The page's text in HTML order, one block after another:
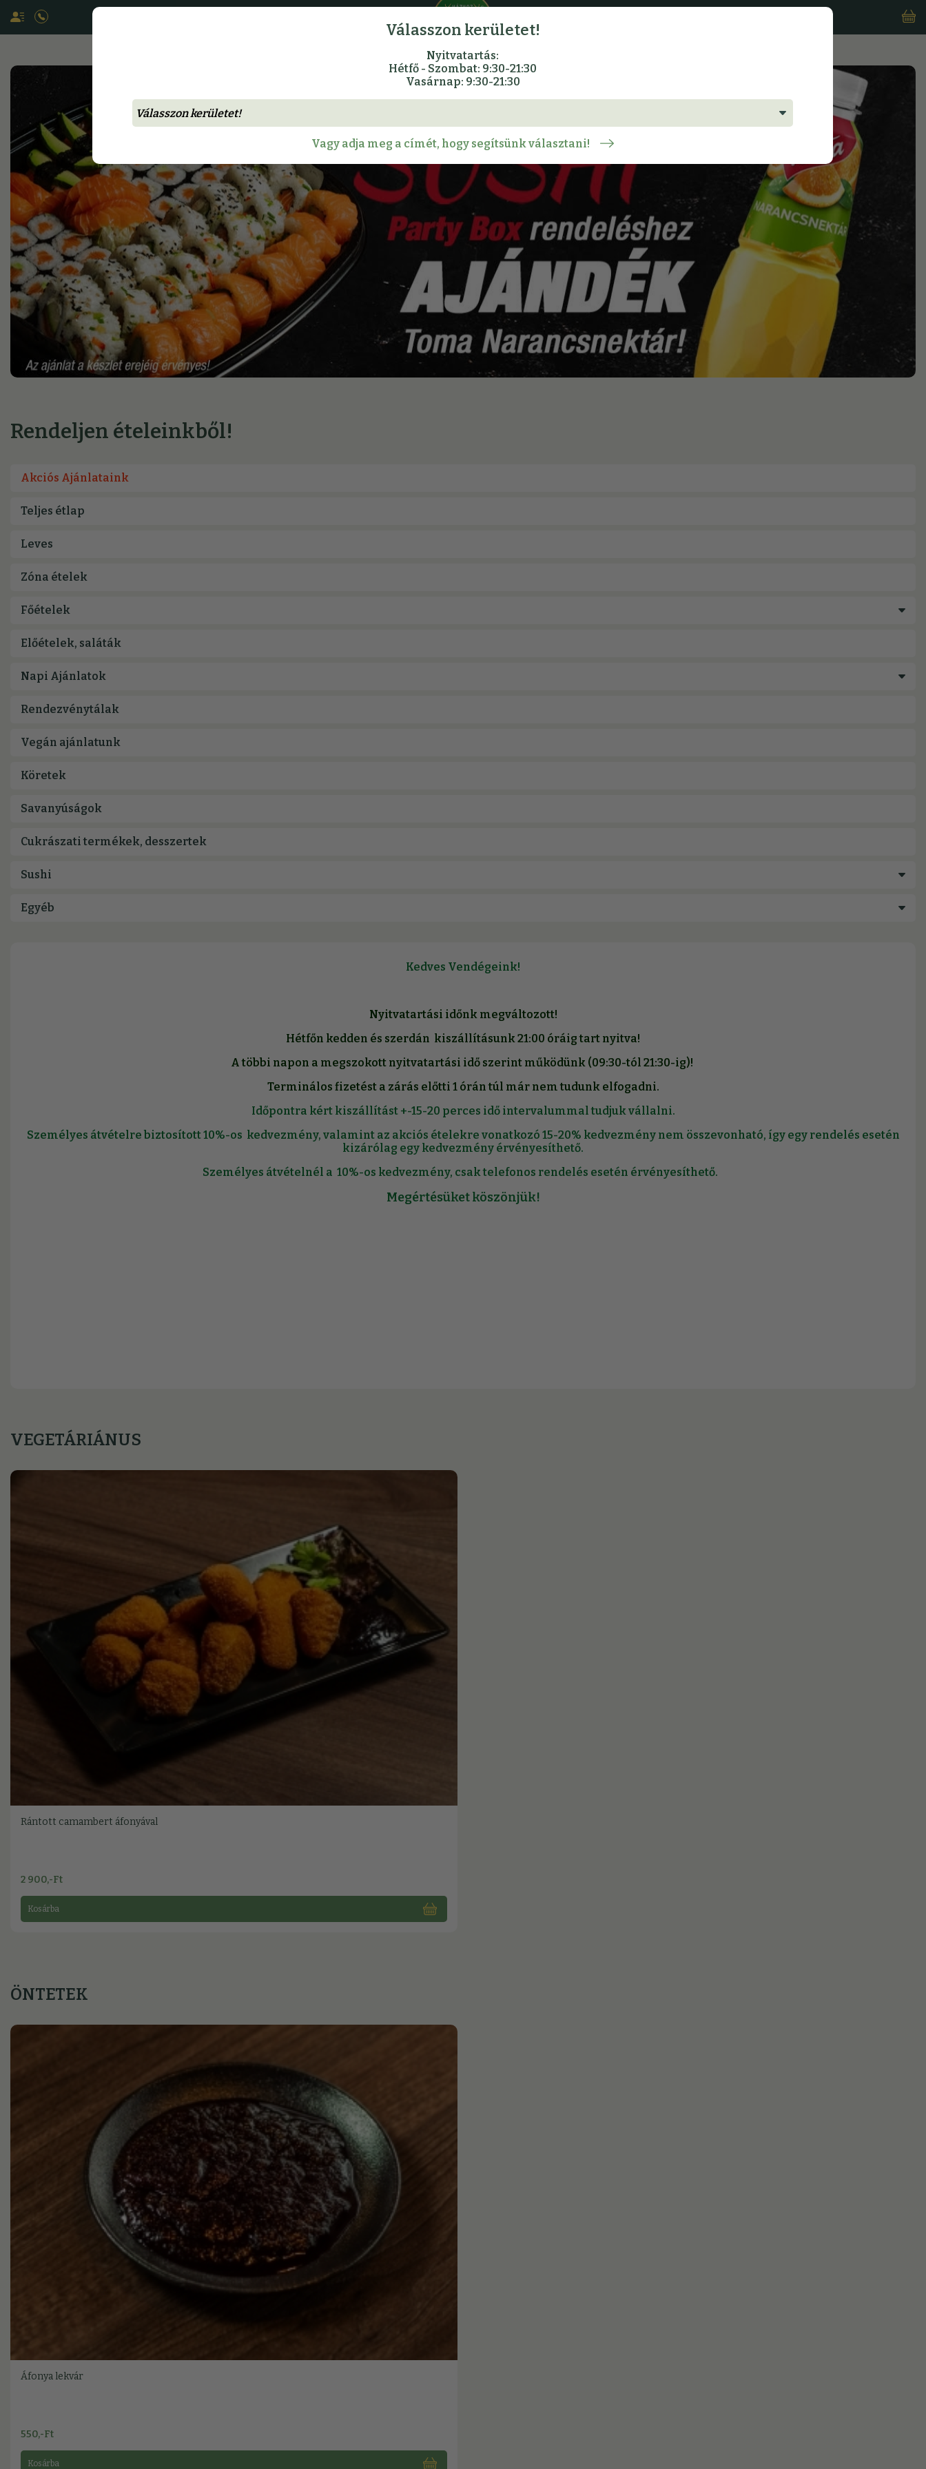
Rendeljen ételeinkből!
Akciós Ajánlataink
Teljes étlap
Leves
Zóna ételek
Előételek, saláták
Rendezvénytálak
Vegán ajánlatunk
Köretek
Savanyúságok
Cukrászati termékek, desszertek
Kedves Vendégeink!
Nyitvatartási időnk megváltozott!
Hétfőn kedden és szerdán kiszállításunk 21:00 óráig tart nyitva!
A többi napon a megszokott nyitvatartási idő szerint működünk (09:30-tól 21:30-ig)!
Terminálos fizetést a zárás előtti 1 órán túl már nem tudunk elfogadni.
Időpontra kért kiszállítást +-15-20 perces idő intervalummal tudjuk vállalni.
Személyes átvételre biztosított 10%-os kedvezmény, valamint az akciós ételekre vonatkozó 15-20% kedvezmény nem összevonható, így egy rendelés esetén
kizárólag egy kedvezmény érvényesíthető.
Személyes átvételnél a 10%-os kedvezmény, csak telefonos rendelés esetén érvényesíthető.
Megértésüket köszönjük!
VEGETÁRIÁNUS
Rántott camambert áfonyával
2 900,-Ft
Kosárba
ÖNTETEK
Áfonya lekvár
550,-Ft
Kosárba
Válasszon kerületet!
Nyitvatartás:
Hétfő - Szombat: 9:30-21:30
Vasárnap: 9:30-21:30
Vagy adja meg a címét, hogy segítsünk választani!